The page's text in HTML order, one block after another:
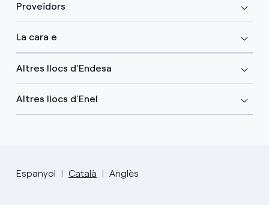
Proveïdors
La cara e
Altres llocs d'Endesa
Altres llocs d'Enel
Espanyol Català Anglès